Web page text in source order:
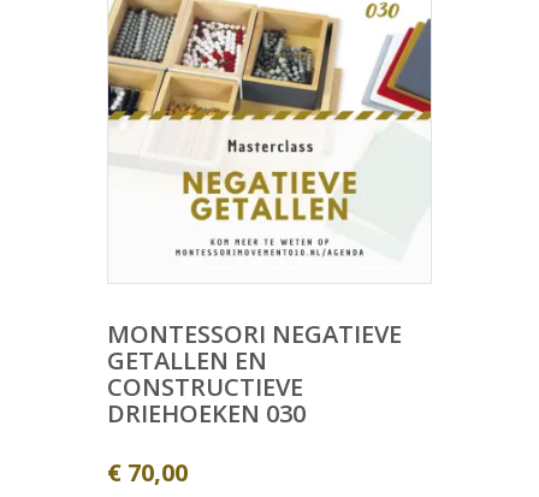
MONTESSORI NEGATIEVE
GETALLEN EN
CONSTRUCTIEVE
DRIEHOEKEN 030
€ 70,00